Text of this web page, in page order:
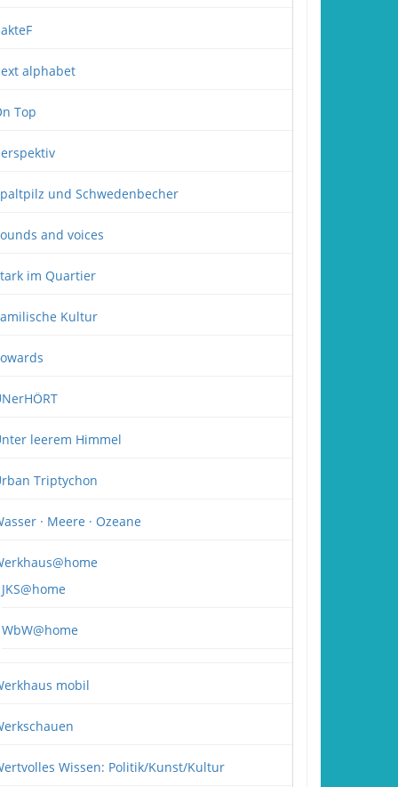
alphabet
Top
und Schwedenbecher
and voices
im Quartier
Kultur
leerem Himmel
Triptychon
· Meere · Ozeane
JKS@home
WbW@home
mobil
Wissen: Politik/Kunst/Kultur